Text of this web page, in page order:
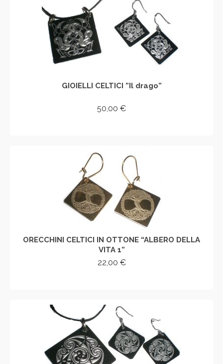
GIOIELLI CELTICI ”Il drago”
50,00 €
ORECCHINI CELTICI IN OTTONE “ALBERO DELLA
VITA 1”
22,00 €